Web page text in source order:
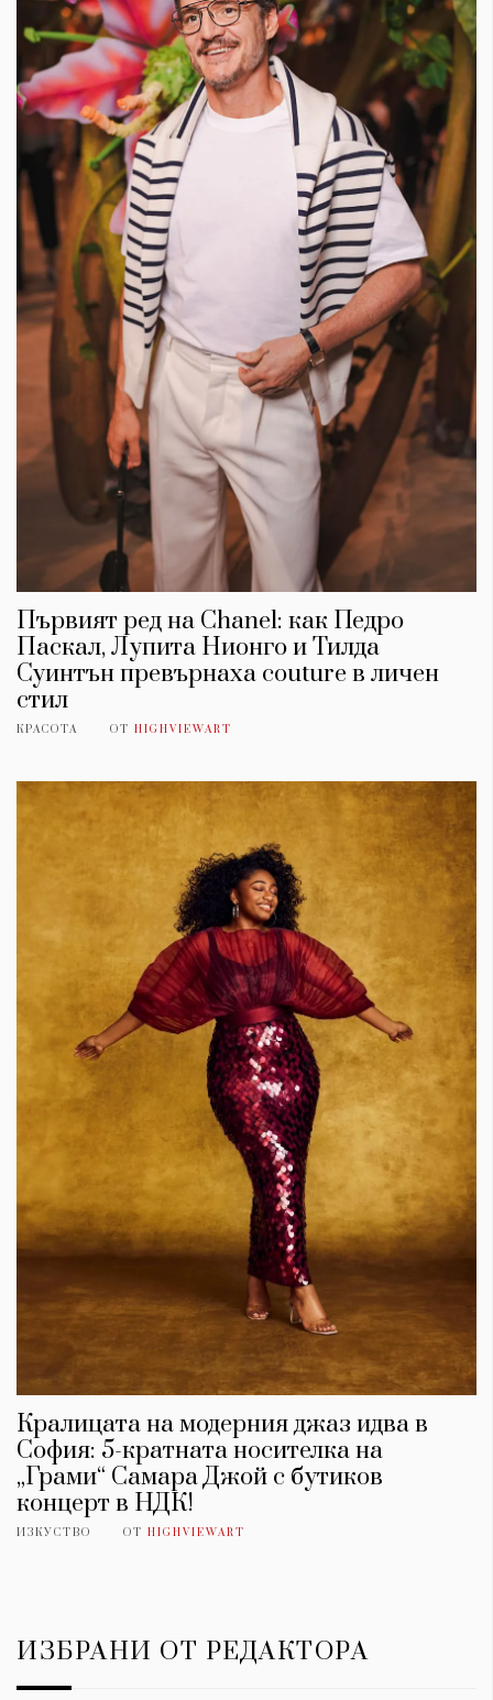
Първият ред на Chanel: как Педро
Паскал, Лупита Нионго и Тилда
Суинтън превърнаха couture в личен
стил
КРАСОТА ОТ HIGHVIEWART
Кралицата на модерния джаз идва в
София: 5-кратната носителка на
„Грами“ Самара Джой с бутиков
концерт в НДК!
ИЗКУСТВО ОТ HIGHVIEWART
ИЗБРАНИ ОТ РЕДАКТОРА